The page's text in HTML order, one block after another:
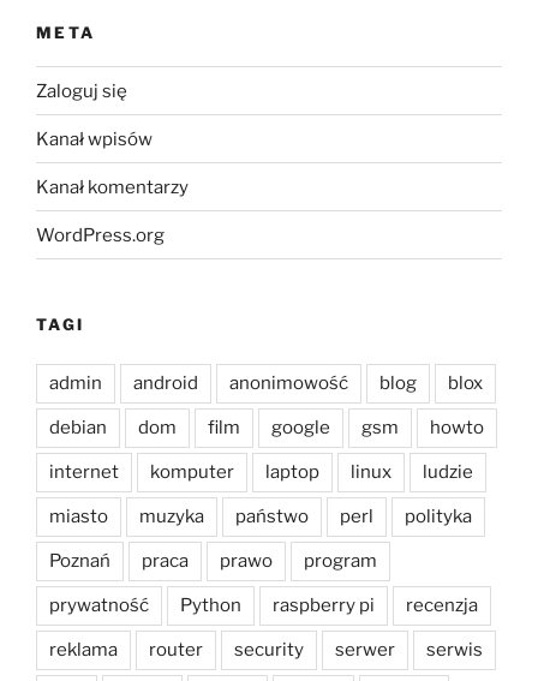
META
Zaloguj się
Kanał wpisów
Kanał komentarzy
WordPress.org
TAGI
admin android anonimowość blog blox
debian dom film google gsm howto
internet komputer laptop linux ludzie
miasto muzyka państwo perl polityka
Poznań praca prawo program
prywatność Python raspberry pi recenzja
reklama router security serwer serwis